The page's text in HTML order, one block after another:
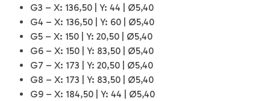
G3 – X: 136,50 | Y: 44 | Ø5,40
G4 – X: 136,50 | Y: 60 | Ø5,40
G5 – X: 150 | Y: 20,50 | Ø5,40
G6 – X: 150 | Y: 83,50 | Ø5,40
G7 – X: 173 | Y: 20,50 | Ø5,40
G8 – X: 173 | Y: 83,50 | Ø5,40
G9 – X: 184,50 | Y: 44 | Ø5,40